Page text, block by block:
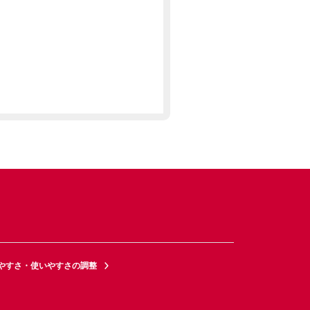
すさ・使いやすさの調整